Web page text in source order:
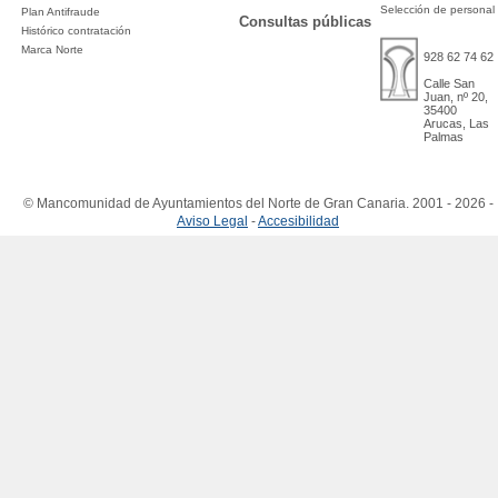
Plan Antifraude
Histórico contratación
Marca Norte
Consultas públicas
Selección de personal
928 62 74 62
Calle San
Juan, nº 20,
35400
Arucas, Las
Palmas
© Mancomunidad de Ayuntamientos del Norte de Gran Canaria. 2001 - 2026 -
Aviso Legal -Accesibilidad